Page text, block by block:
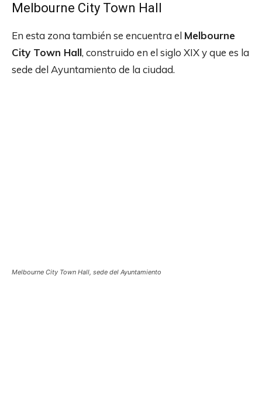
Melbourne City Town Hall
En esta zona también se encuentra el Melbourne
City Town Hall, construido en el siglo XIX y que es la
sede del Ayuntamiento de la ciudad.
Melbourne City Town Hall, sede del Ayuntamiento